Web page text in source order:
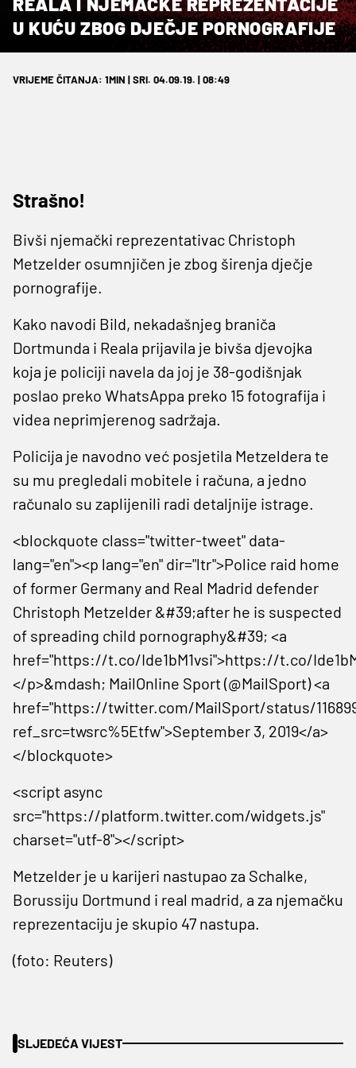
U KUĆU ZBOG DJEČJE PORNOGRAFIJE
VRIJEME ČITANJA: 1MIN | SRI. 04.09.19. | 08:49
Strašno!
Bivši njemački reprezentativac Christoph
Metzelder osumnjičen je zbog širenja dječje
pornografije.
Kako navodi Bild, nekadašnjeg braniča
Dortmunda i Reala prijavila je bivša djevojka
koja je policiji navela da joj je 38-godišnjak
poslao preko WhatsAppa preko 15 fotografija i
videa neprimjerenog sadržaja.
Policija je navodno već posjetila Metzeldera te
su mu pregledali mobitele i računa, a jedno
računalo su zaplijenili radi detaljnije istrage.
<blockquote class="twitter-tweet" data-
lang="en"><p lang="en" dir="ltr">Police raid home
of former Germany and Real Madrid defender
Christoph Metzelder &#39;after he is suspected
of spreading child pornography&#39; <a
href="https://t.co/Ide1bM1vsi">https://t.co/
</p>&mdash; MailOnline Sport (@MailSport) <a
href="https://twitter.com/MailSport/status/
ref_src=twsrc%5Etfw">September 3, 2019</a>
</blockquote>
<script async
src="https://platform.twitter.com/widgets.js"
charset="utf-8"></script>
Metzelder je u karijeri nastupao za Schalke,
Borussiju Dortmund i real madrid, a za njemačku
reprezentaciju je skupio 47 nastupa.
(foto: Reuters)
SLJEDEĆA VIJEST